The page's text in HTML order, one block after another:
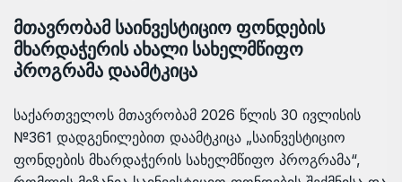
მთავრობამ საინვესტიციო ფონდების
მხარდაჭერის ახალი სახელმწიფო
პროგრამა დაამტკიცა
საქართველოს მთავრობამ 2026 წლის 30 ივლისის
№361 დადგენილებით დაამტკიცა „საინვესტიციო
ფონდების მხარდაჭერის სახელმწიფო პროგრამა“,